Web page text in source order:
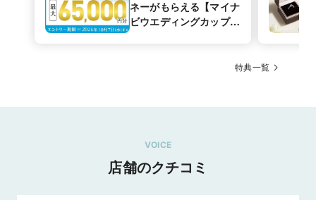
ネーがもらえる【マイナ
ビウエディングカップル
特典一覧
VOICE
店舗のクチコミ